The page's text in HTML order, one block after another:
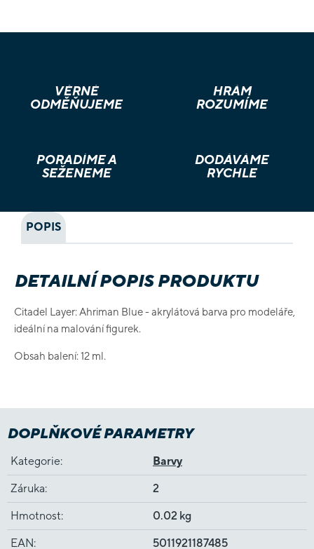
VĚRNÉ
ODMĚŇUJEME
HRÁM
ROZUMÍME
PORADÍME A
SEŽENEME
DODÁVÁME
RYCHLE
POPIS
DETAILNÍ POPIS PRODUKTU
Citadel Layer: Ahriman Blue - akrylátová barva pro modeláře,
ideální na malování figurek.
Obsah balení: 12 ml.
DOPLŇKOVÉ PARAMETRY
Kategorie: Barvy
Záruka: 2
Hmotnost: 0.02 kg
EAN: 5011921187485